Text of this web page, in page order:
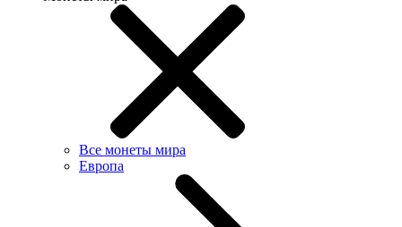
Все монеты мира
Европа